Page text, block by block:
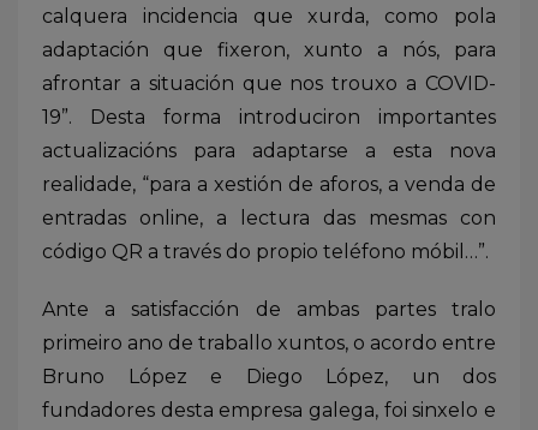
calquera incidencia que xurda, como pola
adaptación que fixeron, xunto a nós, para
afrontar a situación que nos trouxo a COVID-
19”. Desta forma introduciron importantes
actualizacións para adaptarse a esta nova
realidade, “para a xestión de aforos, a venda de
entradas online, a lectura das mesmas con
código QR a través do propio teléfono móbil…”.
Ante a satisfacción de ambas partes tralo
primeiro ano de traballo xuntos, o acordo entre
Bruno López e Diego López, un dos
fundadores desta empresa galega, foi sinxelo e